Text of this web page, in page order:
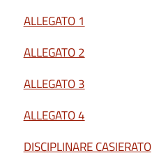
ALLEGATO 1
ALLEGATO 2
ALLEGATO 3
ALLEGATO 4
DISCIPLINARE CASIERATO